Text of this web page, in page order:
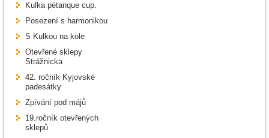
Kulka pétanque cup.
Posezení s harmonikou
S Kulkou na kole
Otevřené sklepy
Strážnicka
42. ročník Kyjovské
padesátky
Zpívání pod májů
19.ročník otevřených
sklepů